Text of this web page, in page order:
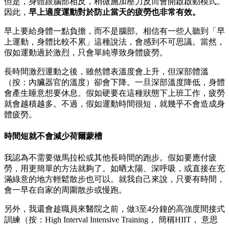
因此， 早上適度運動對於防止當天的疲勞也非常有效。
早上要給身體一點負擔，而不是腦部。相信有一些人聽到「早
上運動，身體比較不累」這種說法，會感到不可思議。當然，
假如運動過於激烈，只會單純導致身體疲勞。
長時間激烈運動之後，雖然體表溫度會上升，但深部體溫
（按：內臟器官的溫度）卻會下降。一旦深部溫度降低，身體
會產生睡意想要休息。假如硬要在這種狀態下上班工作，疲勞
就會越積越多。不過，假如運動時間很短，就幾乎不會造成身
體疲勞。
時間短就不會減少荷爾蒙槽
我認為不需要做馬拉松或其他長時間的跑步。假如要應付疲
勞，用更簡單的方法就夠了。如晒太陽、深呼吸，或直接在充
滿綠意的地方輕鬆散步也可以。就我自己來說，只要有時間，
會一早在自家的周圍散步或慢跑。
另外，我還會趁職員來醫院之前，做3至4分鐘的高強度間接式
訓練（按：High Interval Intensive Training， 簡稱HIIT， 意思